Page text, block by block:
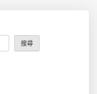
搜尋